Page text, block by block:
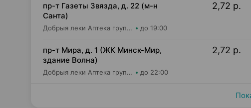
пр-т Газеты Звязда, д. 22 (м-н
Санта)
Добрыя леки Аптека групп Центр ООО Аптека №60 до 19:00
2,72 р.
пр-т Мира, д. 1 (ЖК Минск-Мир,
здание Волна)
Добрыя леки Аптека групп Центр ООО Аптека №95 до 22:00
2,72 р.